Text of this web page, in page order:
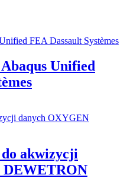
Unified
akwizycji
DEWETRON